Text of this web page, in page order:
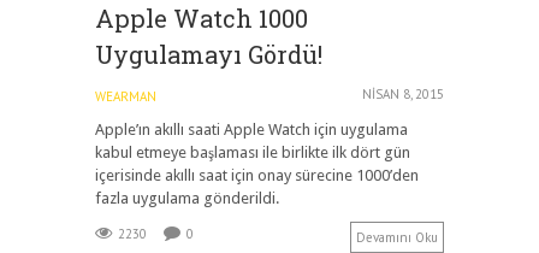
Apple Watch 1000
Uygulamayı Gördü!
WEARMAN NISAN 8, 2015
Apple’ın akıllı saati Apple Watch için uygulama
kabul etmeye başlaması ile birlikte ilk dört gün
içerisinde akıllı saat için onay sürecine 1000’den
fazla uygulama gönderildi.
2230 0 Devamını Oku